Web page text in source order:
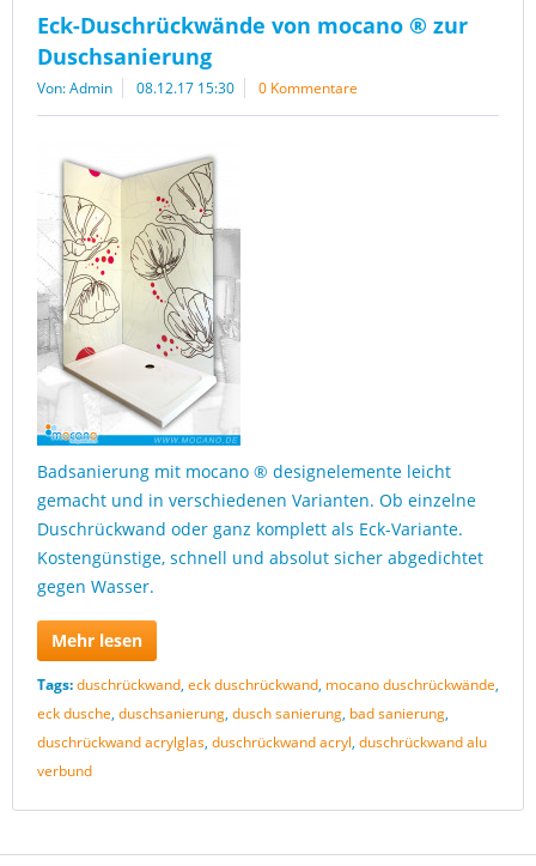
Eck-Duschrückwände von mocano ® zur
Duschsanierung
Von: Admin 08.12.17 15:30 0 Kommentare
Badsanierung mit mocano ® designelemente leicht
gemacht und in verschiedenen Varianten. Ob einzelne
Duschrückwand oder ganz komplett als Eck-Variante.
Kostengünstige, schnell und absolut sicher abgedichtet
gegen Wasser.
Mehr lesen
Tags:duschrückwand, eck duschrückwand, mocano duschrückwände,
eck dusche, duschsanierung, dusch sanierung, bad sanierung,
duschrückwand acrylglas, duschrückwand acryl, duschrückwand alu
verbund